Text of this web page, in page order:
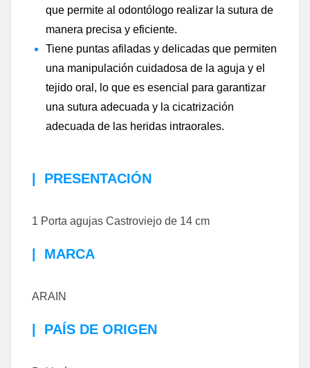
que permite al odontólogo realizar la sutura de
manera precisa y eficiente.
Tiene puntas afiladas y delicadas que permiten
una manipulación cuidadosa de la aguja y el
tejido oral, lo que es esencial para garantizar
una sutura adecuada y la cicatrización
adecuada de las heridas intraorales.
PRESENTACIÓN
1 Porta agujas Castroviejo de 14 cm
MARCA
ARAIN
PAÍS DE ORIGEN